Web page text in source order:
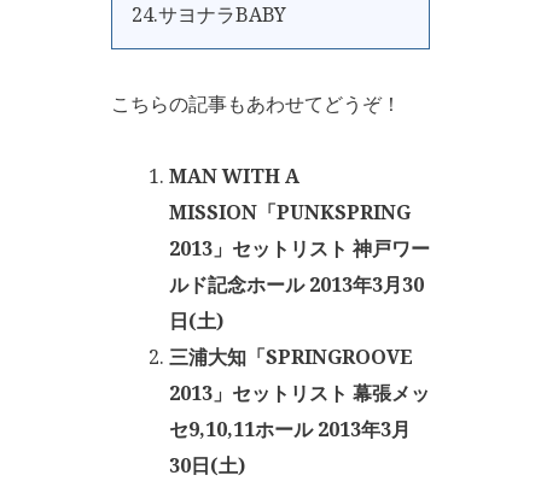
24.サヨナラBABY
こちらの記事もあわせてどうぞ！
MAN WITH A
MISSION「PUNKSPRING
2013」セットリスト 神戸ワー
ルド記念ホール 2013年3月30
日(土)
三浦大知「SPRINGROOVE
2013」セットリスト 幕張メッ
セ9,10,11ホール 2013年3月
30日(土)